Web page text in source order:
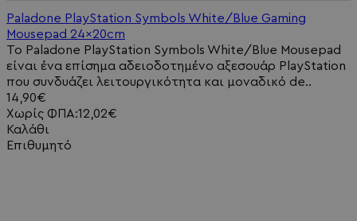
Paladone PlayStation Symbols White/Blue Gaming
Mousepad 24x20cm
Το Paladone PlayStation Symbols White/Blue Mousepad
είναι ένα επίσημα αδειοδοτημένο αξεσουάρ PlayStation
που συνδυάζει λειτουργικότητα και μοναδικό de..
14,90€
Χωρίς ΦΠΑ:12,02€
Καλάθι
Επιθυμητό